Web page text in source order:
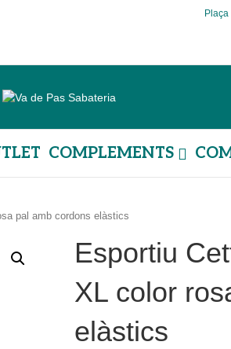
COMPLEMENTS
pal amb cordons elàstics
Esportiu
XL color
elàstics